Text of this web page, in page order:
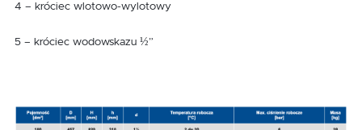
4 – króciec wlotowo-wylotowy
5 – króciec wodowskazu ½”